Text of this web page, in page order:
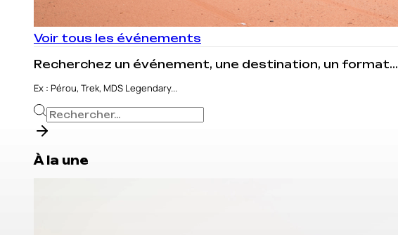
Voir tous les événements
Recherchez un événement, une destination, un format...
Ex : Pérou, Trek, MDS Legendary...
À la une